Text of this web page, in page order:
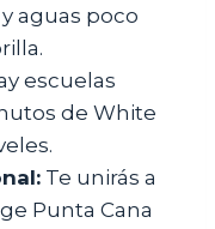
aguas poco
escuelas
de White
Te unirás a
Punta Cana